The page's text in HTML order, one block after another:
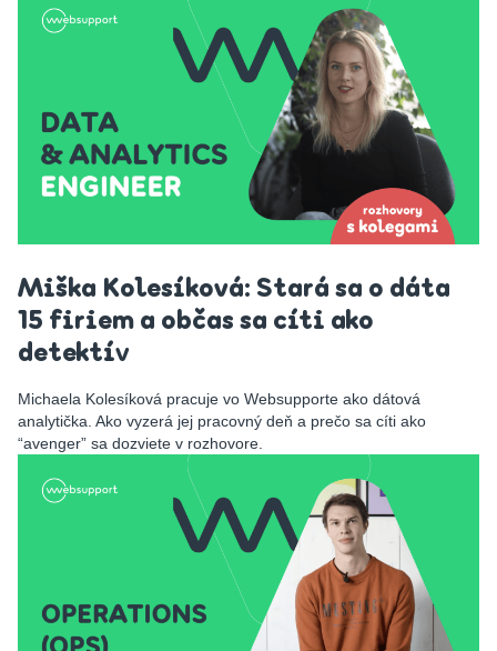
Miška Kolesíková: Stará sa o dáta
15 firiem a občas sa cíti ako
detektív
Michaela Kolesíková pracuje vo Websupporte ako dátová
analytička. Ako vyzerá jej pracovný deň a prečo sa cíti ako
“avenger” sa dozviete v rozhovore.